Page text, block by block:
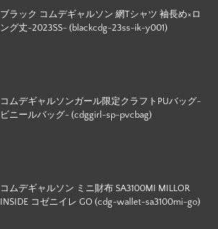
ブラック コムデギャルソン 網Tシャツ 袖長め×ロ
ング丈-2023SS- (blackcdg-23ss-ik-y001)
コムデギャルソンガール限定クラフトPUバッグ-
ビニールバッグ- (cdggirl-sp-pvcbag)
コムデギャルソン ミニ財布 SA3100MI MILLOR
INSIDE コゼニイレ GO (cdg-wallet-sa3100mi-go)